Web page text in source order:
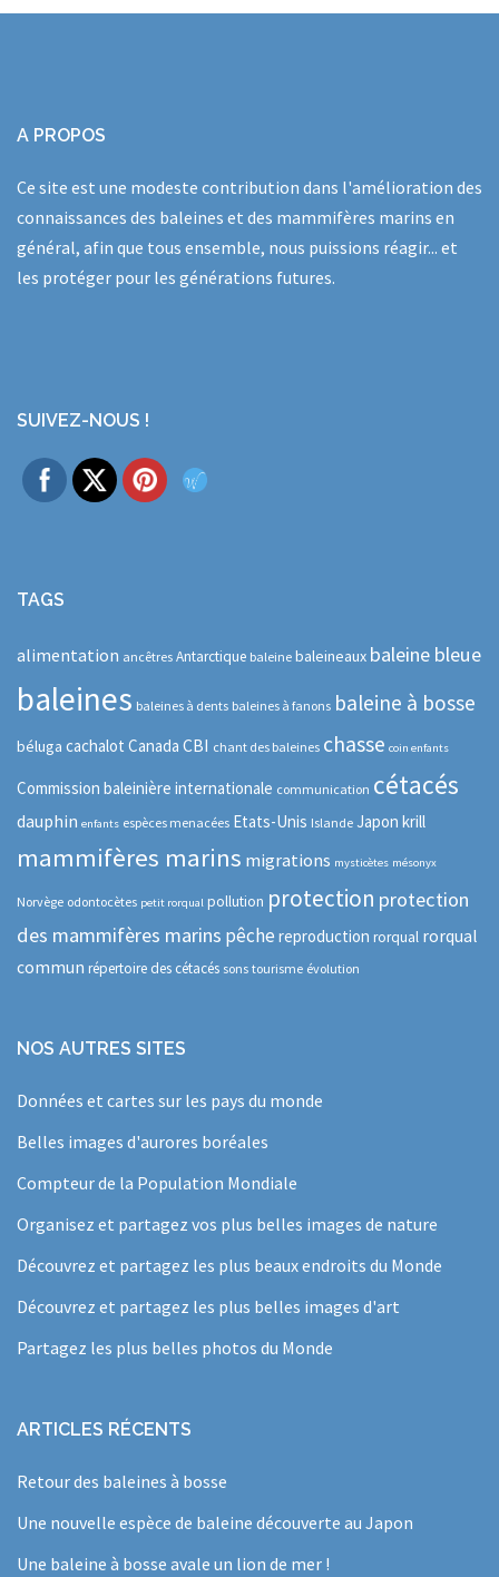
A PROPOS
Ce site est une modeste contribution dans l'amélioration des
connaissances des baleines et des mammifères marins en
général, afin que tous ensemble, nous puissions réagir... et
les protéger pour les générations futures.
SUIVEZ-NOUS !
TAGS
alimentation ancêtres Antarctique baleine baleineaux baleine bleue
baleines baleines à dents baleines à fanons baleine à bosse
béluga cachalot Canada CBI chant des baleines chasse coin enfants
Commission baleinière internationale communication cétacés
dauphin enfants espèces menacées Etats-Unis Islande Japon krill
mammifères marins migrations mysticètes mésonyx
Norvège odontocètes petit rorqual pollution protection protection
des mammifères marins pêche reproduction rorqual rorqual
commun répertoire des cétacés sons tourisme évolution
NOS AUTRES SITES
Données et cartes sur les pays du monde
Belles images d'aurores boréales
Compteur de la Population Mondiale
Organisez et partagez vos plus belles images de nature
Découvrez et partagez les plus beaux endroits du Monde
Découvrez et partagez les plus belles images d'art
Partagez les plus belles photos du Monde
ARTICLES RÉCENTS
Retour des baleines à bosse
Une nouvelle espèce de baleine découverte au Japon
Une baleine à bosse avale un lion de mer !